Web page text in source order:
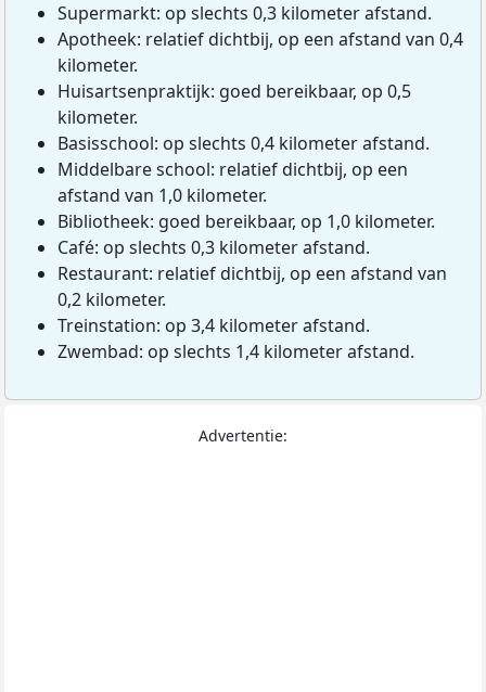
Supermarkt: op slechts 0,3 kilometer afstand.
Apotheek: relatief dichtbij, op een afstand van 0,4
kilometer.
Huisartsenpraktijk: goed bereikbaar, op 0,5
kilometer.
Basisschool: op slechts 0,4 kilometer afstand.
Middelbare school: relatief dichtbij, op een
afstand van 1,0 kilometer.
Bibliotheek: goed bereikbaar, op 1,0 kilometer.
Café: op slechts 0,3 kilometer afstand.
Restaurant: relatief dichtbij, op een afstand van
0,2 kilometer.
Treinstation: op 3,4 kilometer afstand.
Zwembad: op slechts 1,4 kilometer afstand.
Advertentie: